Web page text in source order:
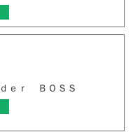
ｄｅｒ ＢＯＳＳ